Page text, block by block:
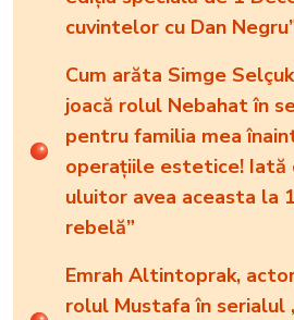
cuvintelor cu Dan
Cum arăta Simge
joacă rolul Nebahat în
pentru familia mea
operațiile estetice! Iată
uluitor avea aceasta la
rebelă”
Emrah Altintoprak,
rolul Mustafa în serialul